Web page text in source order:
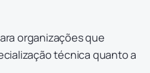
organizações que
técnica quanto a